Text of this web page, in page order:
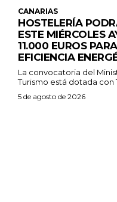
CANARIAS
HOSTELERÍA
ESTE MIÉRCOLES
11.000 EUROS
EFICIENCIA
La convocatoria del
Turismo está dotada con
5 de agosto de 2026